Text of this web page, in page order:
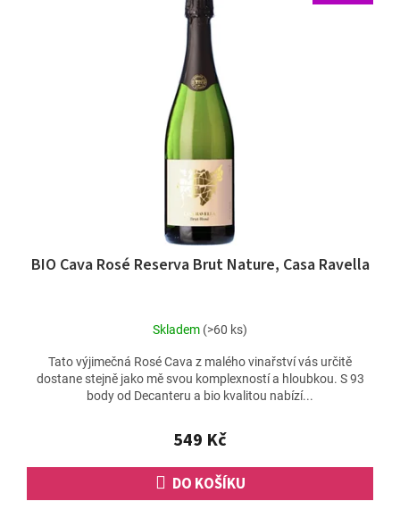
BIO Cava Rosé Reserva Brut Nature, Casa Ravella
Skladem (>60 ks)
549 Kč
DO KOŠÍKU
Tato výjimečná Rosé Cava z malého vinařství vás určitě
dostane stejně jako mě svou komplexností a hloubkou. S 93
body od Decanteru a bio kvalitou nabízí...